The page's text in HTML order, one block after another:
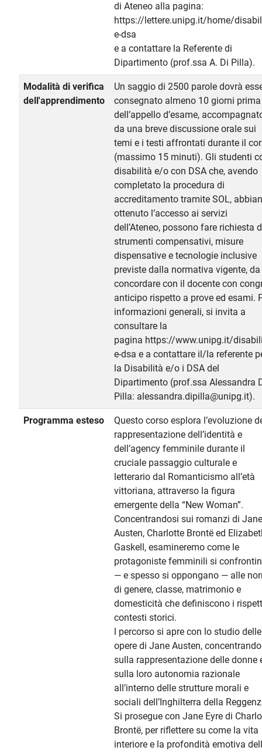
di Ateneo alla pagina:
https://lettere.unipg.it/home/
e-dsa
e a contattare la Referente di
Dipartimento (prof.ssa A. Di Pilla).
Modalità di verifica
dell'apprendimento
Un saggio di 2500 parole dovrà
consegnato almeno 10 giorni prima
dell’appello d’esame,
da una breve discussione orale sui
temi e i testi affrontati durante il
(massimo 15 minuti). Gli studenti
disabilità e/o con DSA che, avendo
completato la procedura di
accreditamento tramite SOL,
ottenuto l’accesso ai servizi
dell’Ateneo, possono fare richiesta
strumenti compensativi, misure
dispensative e tecnologie inclusive
previste dalla normativa vigente, da
concordare con il docente con
anticipo rispetto a prove ed esami.
informazioni generali, si invita a
consultare la
pagina https://www.unipg.it/
e-dsa e a contattare il/la referente
la Disabilità e/o i DSA del
Dipartimento (prof.ssa Alessandra
Pilla: alessandra.dipilla@unipg.it).
Programma esteso
Questo corso esplora l’evoluzione
rappresentazione dell’identità e
dell’agency femminile durante il
cruciale passaggio culturale e
letterario dal Romanticismo all’età
vittoriana, attraverso la figura
emergente della “New Woman”.
Concentrandosi sui romanzi di Jane
Austen, Charlotte Brontë ed
Gaskell, esamineremo come le
protagoniste femminili si
— e spesso si oppongano — alle
di genere, classe, matrimonio e
domesticità che definiscono i
contesti storici.
l percorso si apre con lo studio delle
opere di Jane Austen,
sulla rappresentazione delle donne
sulla loro autonomia razionale
all’interno delle strutture morali e
sociali dell’Inghilterra della
Si prosegue con Jane Eyre di
Brontë, per riflettere su come la vita
interiore e la profondità emotiva